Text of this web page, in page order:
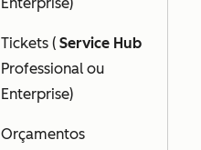
Tickets ( Service Hub
Professional ou
Enterprise)
Orçamentos